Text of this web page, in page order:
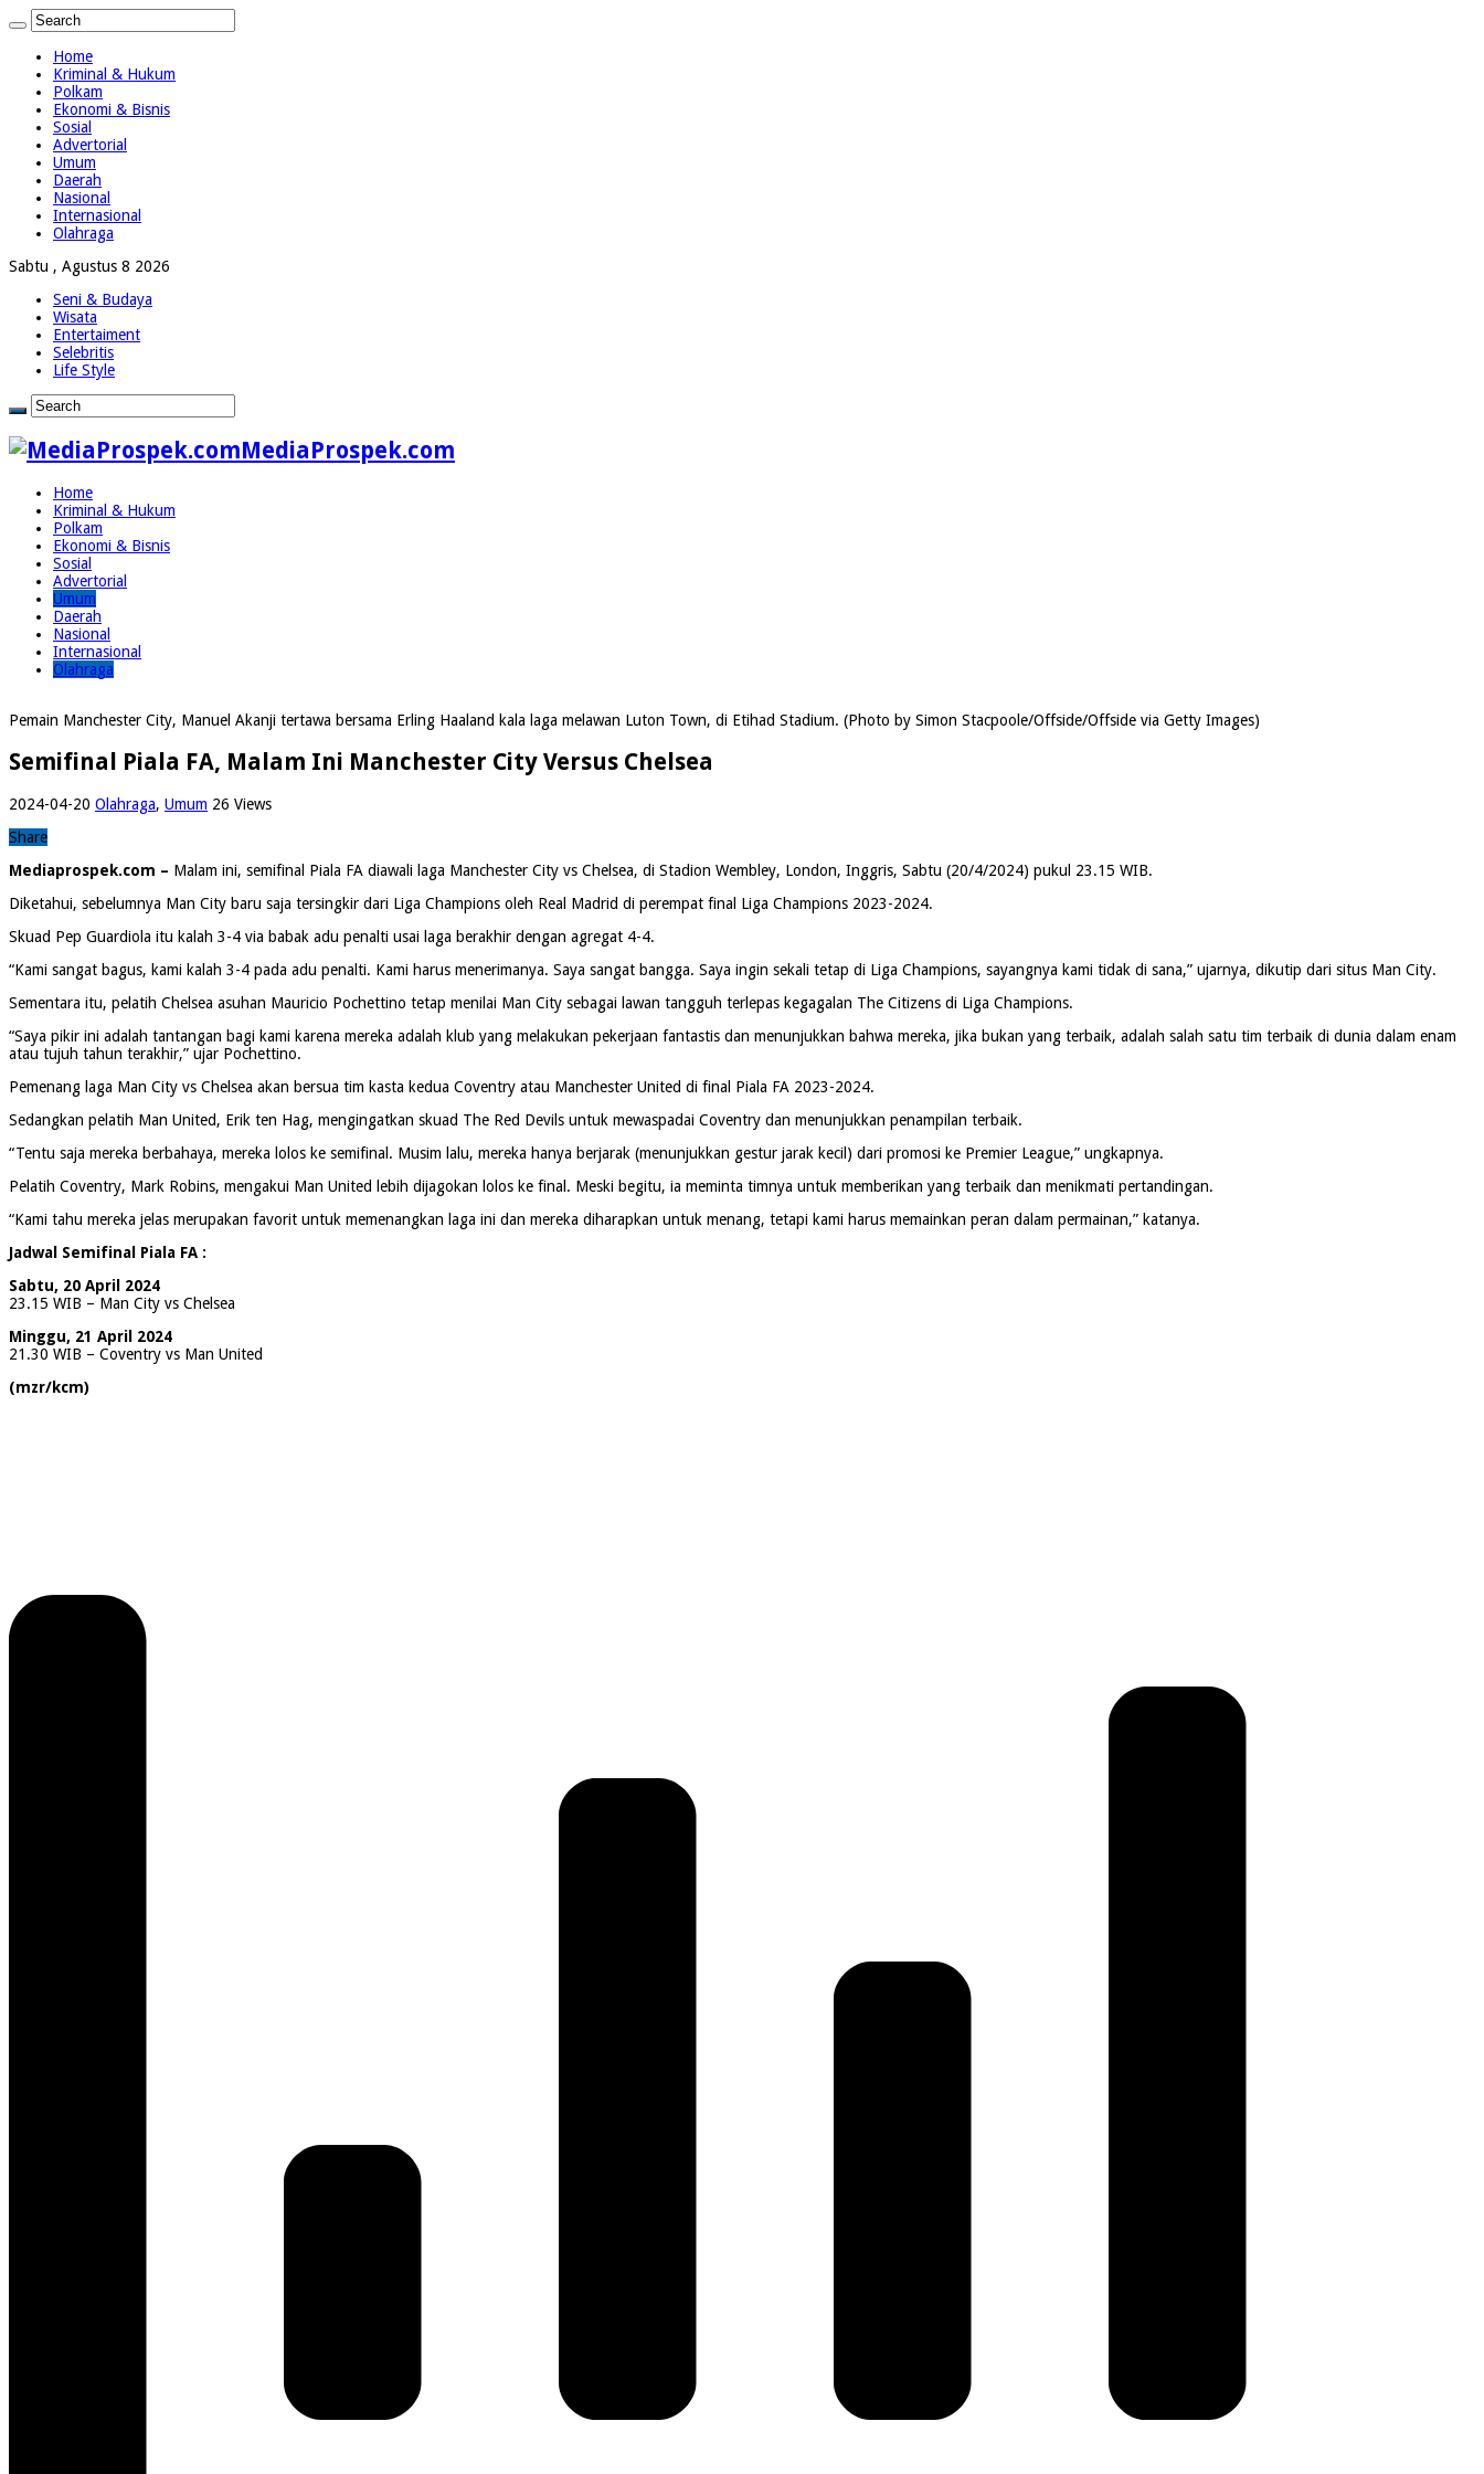
Home
Kriminal & Hukum
Polkam
Ekonomi & Bisnis
Sosial
Advertorial
Umum
Daerah
Nasional
Internasional
Olahraga
Sabtu , Agustus 8 2026
Seni & Budaya
Wisata
Entertaiment
Selebritis
Life Style
MediaProspek.com
Home
Kriminal & Hukum
Polkam
Ekonomi & Bisnis
Sosial
Advertorial
Umum
Daerah
Nasional
Internasional
Olahraga
Pemain Manchester City, Manuel Akanji tertawa bersama Erling Haaland kala laga melawan Luton Town, di Etihad Stadium. (Photo by Simon Stacpoole/Offside/Offside via Getty Images)
Semifinal Piala FA, Malam Ini Manchester City Versus Chelsea
2024-04-20 Olahraga, Umum 26 Views
Share
Mediaprospek.com – Malam ini, semifinal Piala FA diawali laga Manchester City vs Chelsea, di Stadion Wembley, London, Inggris, Sabtu (20/4/2024) pukul 23.15 WIB.
Diketahui, sebelumnya Man City baru saja tersingkir dari Liga Champions oleh Real Madrid di perempat final Liga Champions 2023-2024.
Skuad Pep Guardiola itu kalah 3-4 via babak adu penalti usai laga berakhir dengan agregat 4-4.
“Kami sangat bagus, kami kalah 3-4 pada adu penalti. Kami harus menerimanya. Saya sangat bangga. Saya ingin sekali tetap di Liga Champions, sayangnya kami tidak di sana,” ujarnya, dikutip dari situs Man City.
Sementara itu, pelatih Chelsea asuhan Mauricio Pochettino tetap menilai Man City sebagai lawan tangguh terlepas kegagalan The Citizens di Liga Champions.
“Saya pikir ini adalah tantangan bagi kami karena mereka adalah klub yang melakukan pekerjaan fantastis dan menunjukkan bahwa mereka, jika bukan yang terbaik, adalah salah satu tim terbaik di dunia dalam enam
atau tujuh tahun terakhir,” ujar Pochettino.
Pemenang laga Man City vs Chelsea akan bersua tim kasta kedua Coventry atau Manchester United di final Piala FA 2023-2024.
Sedangkan pelatih Man United, Erik ten Hag, mengingatkan skuad The Red Devils untuk mewaspadai Coventry dan menunjukkan penampilan terbaik.
“Tentu saja mereka berbahaya, mereka lolos ke semifinal. Musim lalu, mereka hanya berjarak (menunjukkan gestur jarak kecil) dari promosi ke Premier League,” ungkapnya.
Pelatih Coventry, Mark Robins, mengakui Man United lebih dijagokan lolos ke final. Meski begitu, ia meminta timnya untuk memberikan yang terbaik dan menikmati pertandingan.
“Kami tahu mereka jelas merupakan favorit untuk memenangkan laga ini dan mereka diharapkan untuk menang, tetapi kami harus memainkan peran dalam permainan,” katanya.
Jadwal Semifinal Piala FA :
Sabtu, 20 April 2024
23.15 WIB – Man City vs Chelsea
Minggu, 21 April 2024
21.30 WIB – Coventry vs Man United
(mzr/kcm)